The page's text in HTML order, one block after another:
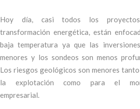
Hoy día, casi todos los
transformación energética, están
baja temperatura ya que las
menores y los sondeos son menos
Los riesgos geológicos son menores
la explotación como para el
empresarial.